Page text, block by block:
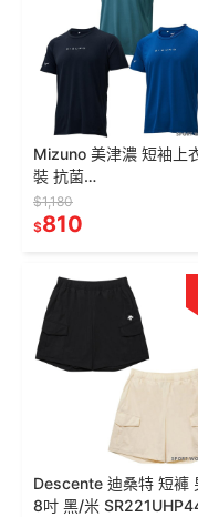
Mizuno 美津濃 短袖上
裝 抗菌
32TAD00930/
09/32TAD00911
$1,180
$810
Descente 迪桑特 短褲
8吋 黑/米